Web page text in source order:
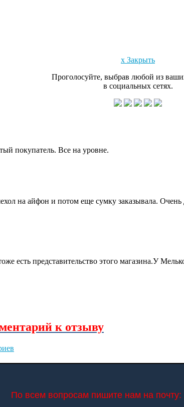
x Закрыть
Проголосуйте, выбрав любой из
в социальных сетях.
покупатель. Все на уровне.
на айфон и потом еще сумку заказывала. Очень
есть представительство этого магазина.У
к отзыву
По всем вопросам пишите нам на почту: